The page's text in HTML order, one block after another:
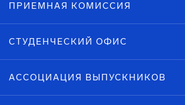
ПРИЕМНАЯ КОМИССИЯ
СТУДЕНЧЕСКИЙ ОФИС
АССОЦИАЦИЯ ВЫПУСКНИКОВ